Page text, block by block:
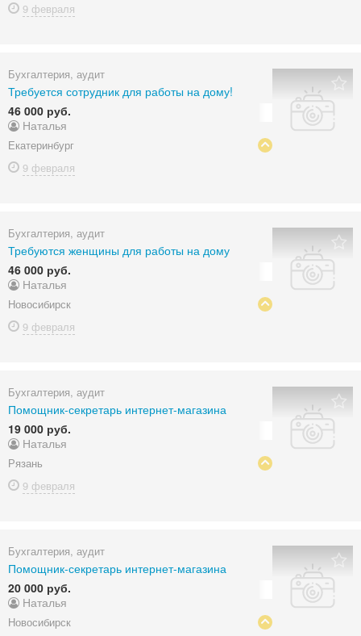
9 февраля
Бухгалтерия, аудит
Требуется сотрудник для работы на дому!
46 000 руб.
Наталья
Екатеринбург
9 февраля
Бухгалтерия, аудит
Требуются женщины для работы на дому
46 000 руб.
Наталья
Новосибирск
9 февраля
Бухгалтерия, аудит
Помощник-секретарь интернет-магазина
19 000 руб.
Наталья
Рязань
9 февраля
Бухгалтерия, аудит
Помощник-секретарь интернет-магазина
20 000 руб.
Наталья
Новосибирск